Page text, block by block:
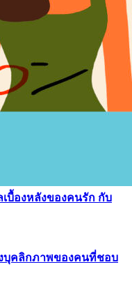
บื้องหลังของคนรัก กับ
บุคลิกภาพของคนที่ชอบ